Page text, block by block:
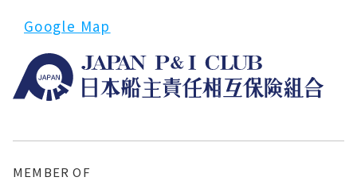
Google Map
MEMBER OF